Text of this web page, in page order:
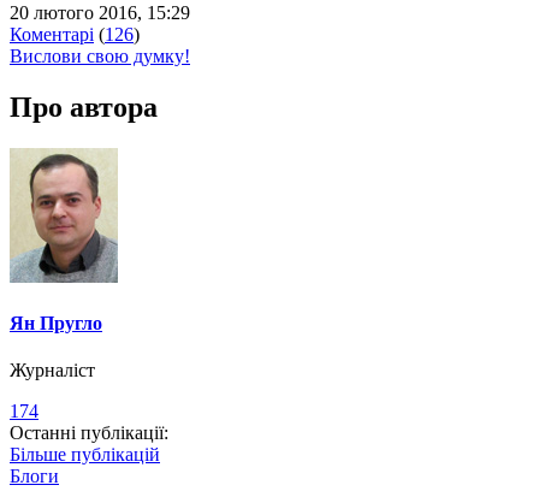
20 лютого 2016, 15:29
Коментарі (126)
Вислови свою думку!
Про автора
Ян Пругло
Журналіст
174
Останні публікації:
Більше публікацій
Блоги